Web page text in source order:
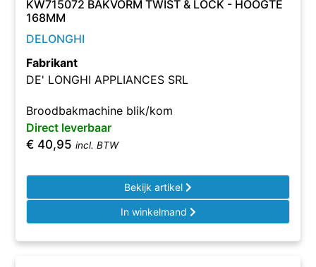
KW715072 BAKVORM TWIST & LOCK - HOOGTE
168MM
DELONGHI
Fabrikant
DE' LONGHI APPLIANCES SRL
Broodbakmachine blik/kom
Direct leverbaar
€ 40,95 incl. BTW
Bekijk artikel
In winkelmand